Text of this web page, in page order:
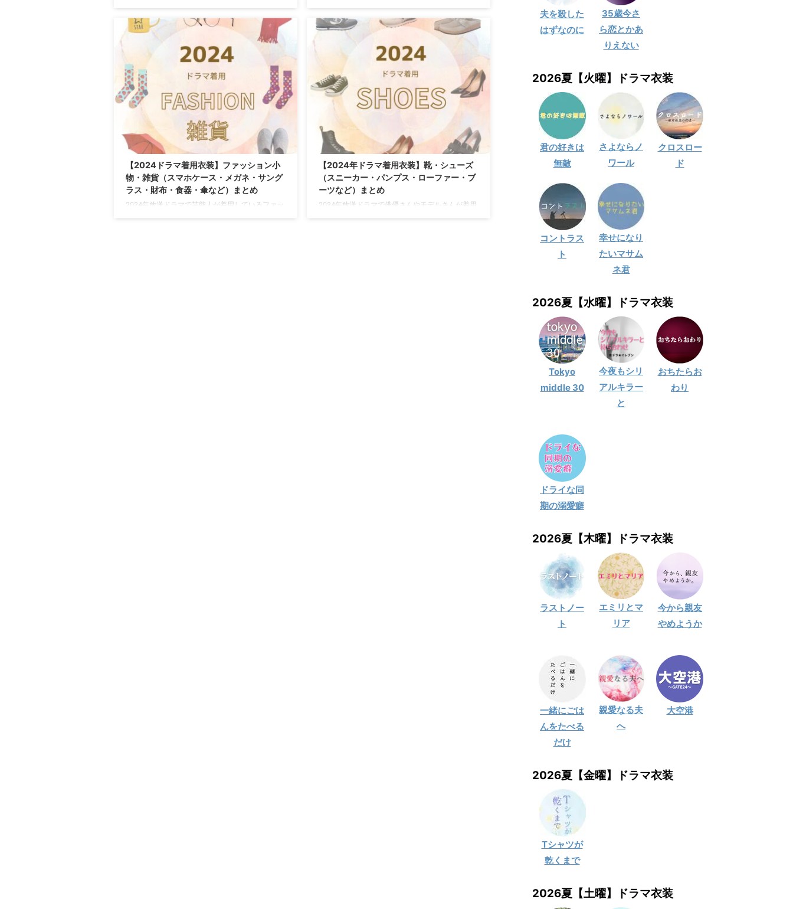
夫（まめ夫）】中村慎森（しんしん）役で着用し
ているファッション・衣装（服・バッグ・アクセ
サリー・腕時計・靴など）のブランドやコーデを
最終話までまとめています♪(*^^*)【随時チェック
して更新！】 ポスタービジュアル解禁！ 大豆田と
わ子と番号順に並んだ三人の元夫たちの表情をお
楽しみ下さい。 そして今夜9時 #青のSP で第2弾
ティザー映像を初放送します。#大豆田とわ子と三
人の元夫 #まめ夫 #松たか子 #岡田将生 #角田晃広
#松田龍平 HPもリニューアルしまし ...
ファッションのコーデを着用シーン別・コーデ別
に紹介♪
【2024ドラマ着用衣装】ファッション小
物・雑貨（スマホケース・メガネ・サング
ラス・財布・食器・傘など）まとめ
2024年放送ドラマで芸能人が着用しているファッ
【2024年ドラマ着用衣装】靴・シューズ
（スニーカー・パンプス・ローファー・ブ
ーツなど）まとめ
2024年放送ドラマで俳優さんやモデルさんが着用
夫を殺した
はずなのに
35歳今さ
ら恋とかあ
りえない
2026夏【火曜】ドラマ衣装
君の好きは
無敵
さよならノ
ワール
クロスロー
ド
コントラス
ト
幸せになり
たいマサム
ネ君
2026夏【水曜】ドラマ衣装
Tokyo
middle 30
今夜もシリ
アルキラー
と
おちたらお
わり
ドライな同
期の溺愛癖
2026夏【木曜】ドラマ衣装
ラストノー
ト
エミリとマ
リア
今から親友
やめようか
一緒にごは
んをたべる
だけ
親愛なる夫
へ
大空港
2026夏【金曜】ドラマ衣装
Tシャツが
乾くまで
2026夏【土曜】ドラマ衣装